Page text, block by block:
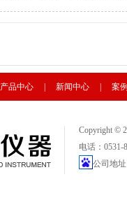
产品中心 新闻中心 案
Copyright ©
电话：0531-
公司地